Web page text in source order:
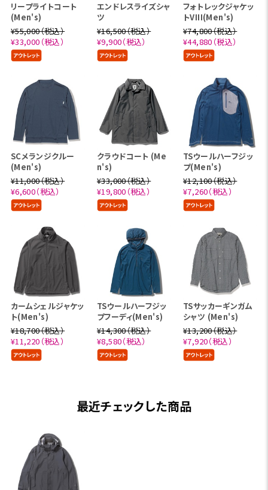
リープライトコート
(Men's)
¥55,000（税込）
¥33,000（税込）
エンドレスライズシャ
ツ
¥16,500（税込）
¥9,900（税込）
フォトレックジャケッ
トVIII(Men's)
¥74,800（税込）
¥44,880（税込）
SCメランジクルー
(Men's)
¥11,000（税込）
¥6,600（税込）
クラウドコート (Me
n's)
¥33,000（税込）
¥19,800（税込）
TSウールハーフジッ
プ(Men's)
¥12,100（税込）
¥7,260（税込）
カームシェルジャケッ
ト(Men's)
¥18,700（税込）
¥11,220（税込）
TSウールハーフジッ
プフーディ(Men's)
¥14,300（税込）
¥8,580（税込）
TSサッカーギンガム
シャツ (Men's)
¥13,200（税込）
¥7,920（税込）
最近チェックした商品